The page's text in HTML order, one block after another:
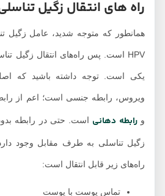
راه های انتقال زگیل تناسلی
همانطور که متوجه شدید، عامل زگیل
یکی است. توجه داشته باشید که اصلی
ویروس، رابطه جنسی است؛ اعم از رابطه
رابطه دهانیاست. حتی در رابطه بدون
راه‌های زیر قابل انتقال است:
تماس پوست با پوست